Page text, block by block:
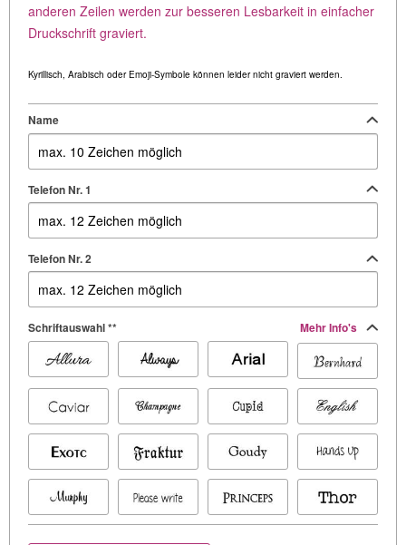
anderen Zeilen werden zur besseren Lesbarkeit in einfacher
Druckschrift graviert.
Kyrillisch, Arabisch oder Emoji-Symbole können leider nicht graviert werden.
Name
Telefon Nr. 1
Telefon Nr. 2
Schriftauswahl ** Mehr Info's